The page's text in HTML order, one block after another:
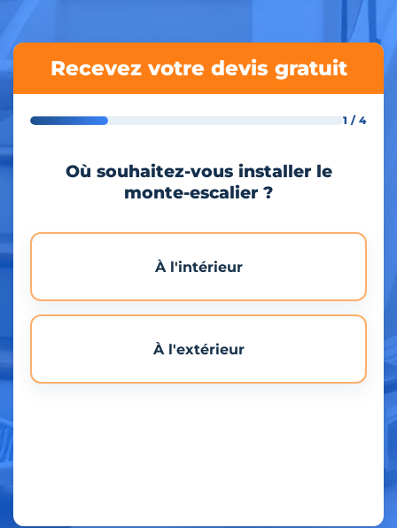
Recevez votre devis gratuit
1 / 4
Où souhaitez-vous installer le
monte-escalier ?
À l'intérieur
À l'extérieur